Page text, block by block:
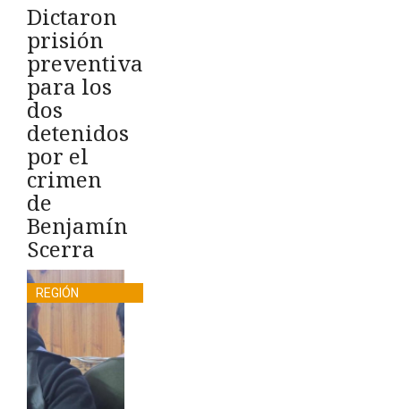
Dictaron
prisión
preventiva
para los
dos
detenidos
por el
crimen
de
Benjamín
Scerra
REGIÓN